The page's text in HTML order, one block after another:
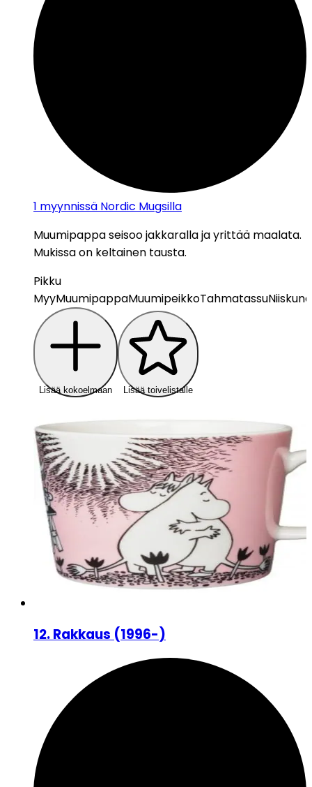
1 myynnissä Nordic Mugsilla
Muumipappa seisoo jakkaralla ja yrittää maalata.
Mukissa on keltainen tausta.
Pikku
MyyMuumipappaMuumipeikkoTahmatassu
Lisää kokoelmaan Lisää toivelistalle
12.Rakkaus(1996-)